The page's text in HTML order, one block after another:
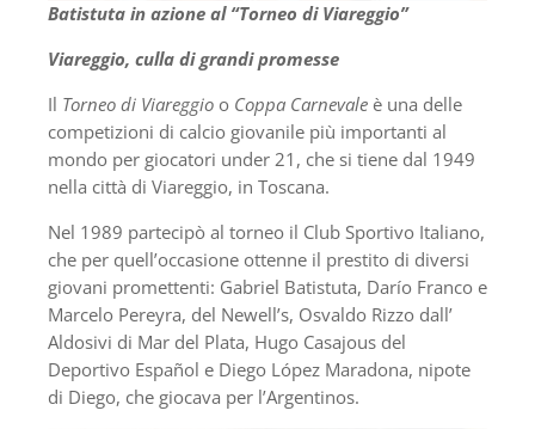
Batistuta in azione al “Torneo di Viareggio”
Viareggio, culla di grandi promesse
Il Torneo di Viareggio o Coppa Carnevale è una delle
competizioni di calcio giovanile più importanti al
mondo per giocatori under 21, che si tiene dal 1949
nella città di Viareggio, in Toscana.
Nel 1989 partecipò al torneo il Club Sportivo Italiano,
che per quell’occasione ottenne il prestito di diversi
giovani promettenti: Gabriel Batistuta, Darío Franco e
Marcelo Pereyra, del Newell’s, Osvaldo Rizzo dall’
Aldosivi di Mar del Plata, Hugo Casajous del
Deportivo Español e Diego López Maradona, nipote
di Diego, che giocava per l’Argentinos.